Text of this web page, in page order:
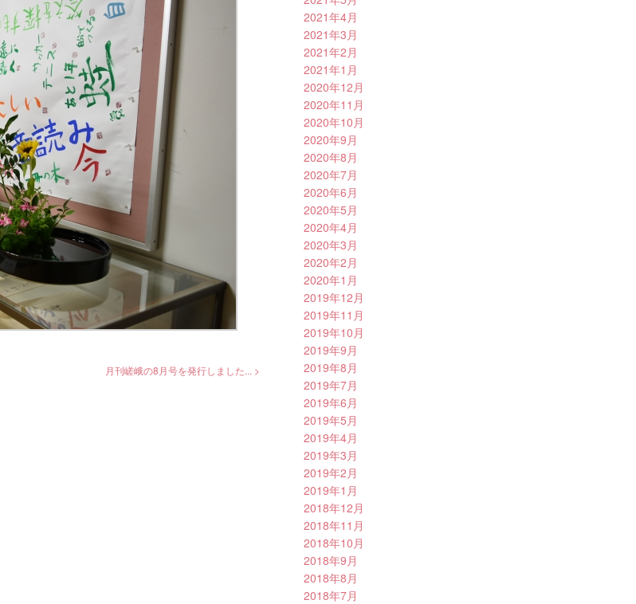
月刊嵯峨の8月号を発行しました... >
2021年4月
2021年3月
2021年2月
2021年1月
2020年12月
2020年11月
2020年10月
2020年9月
2020年8月
2020年7月
2020年6月
2020年5月
2020年4月
2020年3月
2020年2月
2020年1月
2019年12月
2019年11月
2019年10月
2019年9月
2019年8月
2019年7月
2019年6月
2019年5月
2019年4月
2019年3月
2019年2月
2019年1月
2018年12月
2018年11月
2018年10月
2018年9月
2018年8月
2018年7月